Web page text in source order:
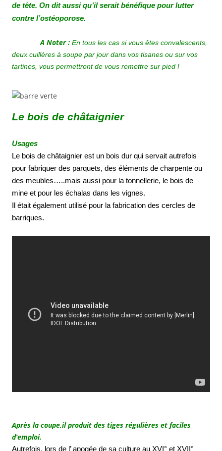
de tête. On dit aussi qu’il serait bénéfique pour lutter
contre l’ostéoporose.
A Noter : En tous les cas si vous êtes convalescents,
deux cuillères à soupe par jour dans vos tisanes ou sur vos
tartines, vous permettront de vous remettre sur pied !
Le bois de châtaignier
Usages
Le bois de châtaignier est un bois dur qui servait autrefois
pour fabriquer des parquets, des éléments de charpente ou
des meubles…..mais aussi pour la tonnellerie, le bois de
mine et pour les échalas dans les vignes.
Il était également utilisé pour la fabrication des cercles de
barriques.
Après la coupe,il produit des tiges régulières et faciles
d’emploi.
Autrefois, lors de l’ apogée de sa culture au XVI° et XVII°